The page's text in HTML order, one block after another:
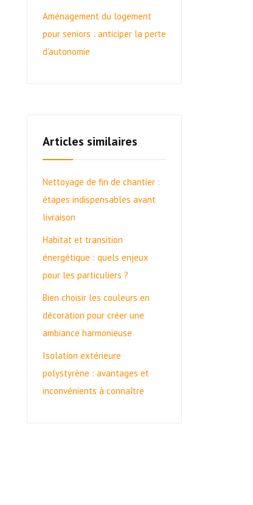
Aménagement du logement
pour seniors : anticiper la perte
d’autonomie
Articles similaires
Nettoyage de fin de chantier :
étapes indispensables avant
livraison
Habitat et transition
énergétique : quels enjeux
pour les particuliers ?
Bien choisir les couleurs en
décoration pour créer une
ambiance harmonieuse
Isolation extérieure
polystyrène : avantages et
inconvénients à connaître